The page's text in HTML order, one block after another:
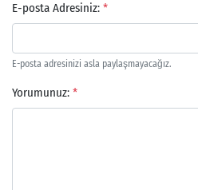
E-posta Adresiniz: *
E-posta adresinizi asla paylaşmayacağız.
Yorumunuz: *